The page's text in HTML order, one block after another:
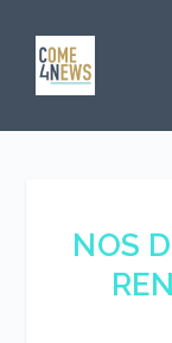
NOS